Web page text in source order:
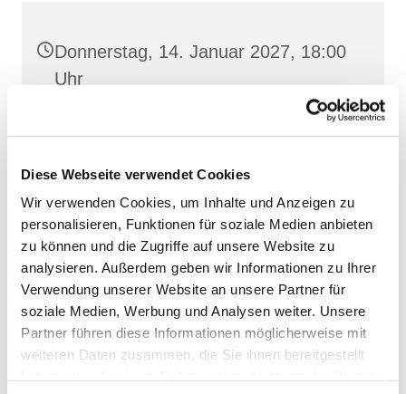
Diese Webseite verwendet Cookies
Wir verwenden Cookies, um Inhalte und Anzeigen zu
personalisieren, Funktionen für soziale Medien anbieten
zu können und die Zugriffe auf unsere Website zu
analysieren. Außerdem geben wir Informationen zu Ihrer
Verwendung unserer Website an unsere Partner für
soziale Medien, Werbung und Analysen weiter. Unsere
Partner führen diese Informationen möglicherweise mit
weiteren Daten zusammen, die Sie ihnen bereitgestellt
Donnerstag, 14. Januar 2027, 18:00
Uhr